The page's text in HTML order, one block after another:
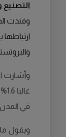
التصنيع
وفندت
وأشارت
في المدن
ويقول